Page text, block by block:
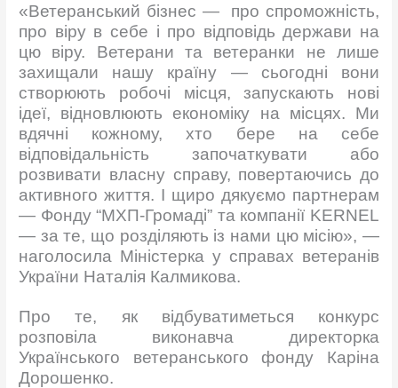
«Ветеранський бізнес — про спроможність,
про віру в себе і про відповідь держави на
цю віру. Ветерани та ветеранки не лише
захищали нашу країну — сьогодні вони
створюють робочі місця, запускають нові
ідеї, відновлюють економіку на місцях. Ми
вдячні кожному, хто бере на себе
відповідальність започаткувати або
розвивати власну справу, повертаючись до
активного життя. І щиро дякуємо партнерам
— Фонду “МХП-Громаді” та компанії KERNEL
— за те, що розділяють із нами цю місію», —
наголосила Міністерка у справах ветеранів
України Наталія Калмикова.
Про те, як відбуватиметься конкурс
розповіла виконавча директорка
Українського ветеранського фонду Каріна
Дорошенко.